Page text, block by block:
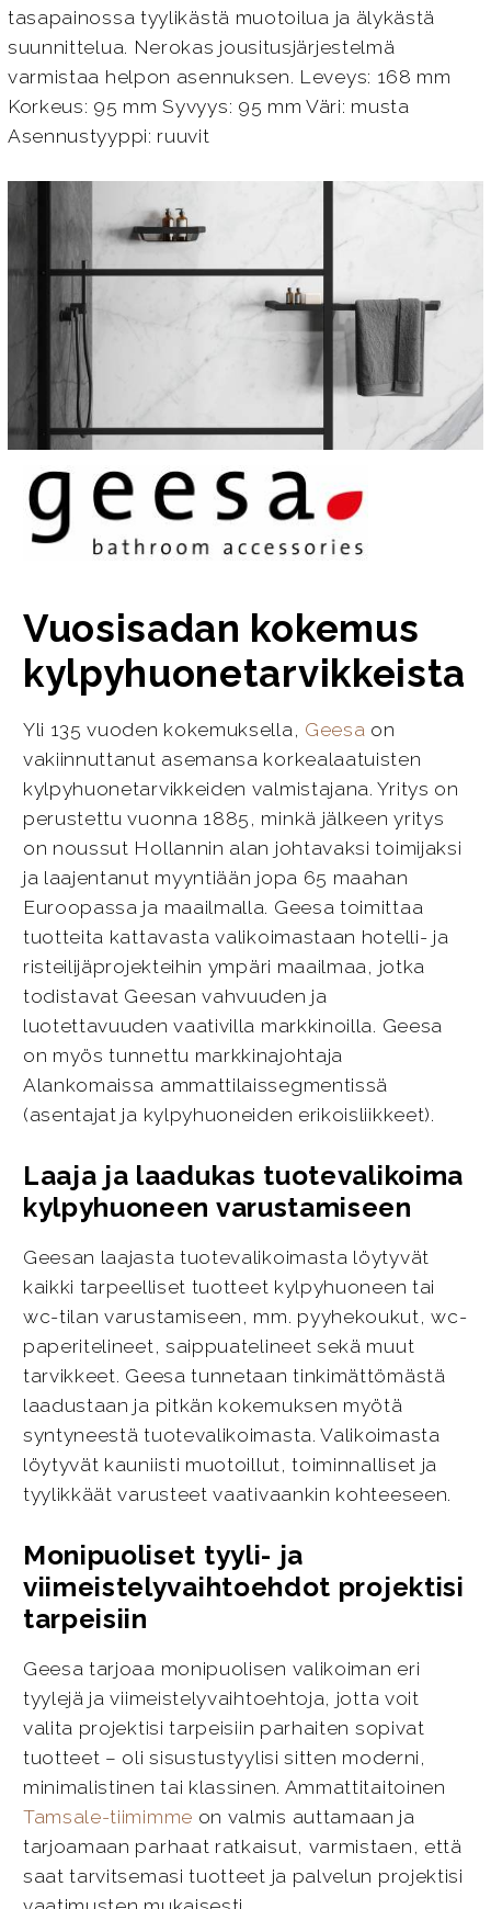
tasapainossa tyylikästä muotoilua ja älykästä
suunnittelua. Nerokas jousitusjärjestelmä
varmistaa helpon asennuksen. Leveys: 168 mm
Korkeus: 95 mm Syvyys: 95 mm Väri: musta
Asennustyyppi: ruuvit
Vuosisadan kokemus
kylpyhuonetarvikkeista
Yli 135 vuoden kokemuksella, Geesa on
vakiinnuttanut asemansa korkealaatuisten
kylpyhuonetarvikkeiden valmistajana. Yritys on
perustettu vuonna 1885, minkä jälkeen yritys
on noussut Hollannin alan johtavaksi toimijaksi
ja laajentanut myyntiään jopa 65 maahan
Euroopassa ja maailmalla. Geesa toimittaa
tuotteita kattavasta valikoimastaan hotelli- ja
risteilijäprojekteihin ympäri maailmaa, jotka
todistavat Geesan vahvuuden ja
luotettavuuden vaativilla markkinoilla. Geesa
on myös tunnettu markkinajohtaja
Alankomaissa ammattilaissegmentissä
(asentajat ja kylpyhuoneiden erikoisliikkeet).
Laaja ja laadukas tuotevalikoima
kylpyhuoneen varustamiseen
Geesan laajasta tuotevalikoimasta löytyvät
kaikki tarpeelliset tuotteet kylpyhuoneen tai
wc-tilan varustamiseen, mm. pyyhekoukut, wc-
paperitelineet, saippuatelineet sekä muut
tarvikkeet. Geesa tunnetaan tinkimättömästä
laadustaan ja pitkän kokemuksen myötä
syntyneestä tuotevalikoimasta. Valikoimasta
löytyvät kauniisti muotoillut, toiminnalliset ja
tyylikkäät varusteet vaativaankin kohteeseen.
Monipuoliset tyyli- ja
viimeistelyvaihtoehdot projektisi
tarpeisiin
Geesa tarjoaa monipuolisen valikoiman eri
tyylejä ja viimeistelyvaihtoehtoja, jotta voit
valita projektisi tarpeisiin parhaiten sopivat
tuotteet – oli sisustustyylisi sitten moderni,
minimalistinen tai klassinen. Ammattitaitoinen
Tamsale-tiimimme on valmis auttamaan ja
tarjoamaan parhaat ratkaisut, varmistaen, että
saat tarvitsemasi tuotteet ja palvelun projektisi